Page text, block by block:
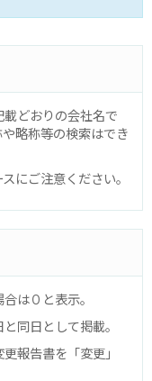
どおりの会社名で
略称等の検索はでき
にご注意ください。
は０と表示。
同日として掲載。
報告書を「変更」